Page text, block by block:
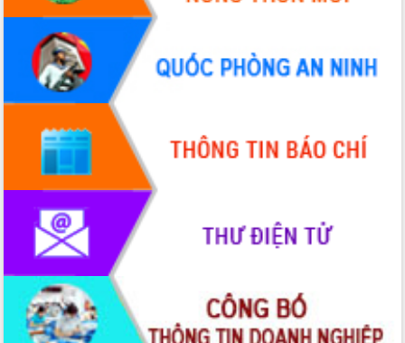
địa chính, hoàn thiện cơ sở dữ liệu đất
Ứng dụng sinh trắc học - Bước tiến
trong hành trình chuyển đổi số tại Đắk
Đắk Lắk nâng cao hiệu quả công tác
Đảng từ Sổ tay đảng viên điện tử
Đắk Lắk đẩy mạnh nuôi biển công
nghệ, hướng tới phát triển thủy sản
bền vững
Tập huấn nâng cao năng lực triển khai
chuyển đổi số cho cán bộ, công chức
cấp xã
Đắk Lắk phát động hưởng ứng Ngày
Quyền của người tiêu dùng Việt Nam
2026
Đẩy mạnh cải cách hành chính, quyết